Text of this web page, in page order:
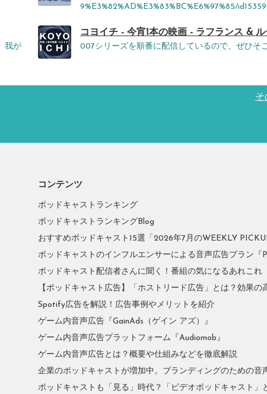
9%E3%82%AD%E3%83%BC%E6%97%85/
我が
コヨイチ - 今宵1本の映画 - ラフランス & ル
007シリーズを順番に配信しているので、ぜひそ
そ
コンテンツ
ポッドキャストランキング
ポッドキャストランキングBlog
おすすめポッドキャスト15選「2026年7月のWEEKLY
ポッドキャストのインフルエンサーによる音声広告プラン
ポッドキャスト配信者さんに聞く！番組の気になるあれこれ
【ポッドキャスト広告】「ホストリード広告」とは？効果
Spotify広告を解説！広告事例やメリットを紹介
ゲーム内音声広告『GainAds（ゲイン アズ）』
ゲーム内音声広告プラットフォーム『Audiomob』
ゲーム内音声広告とは？概要や仕組みなどを徹底解説
企業のポッドキャストが増加中。ブランディングのための音
ポッドキャストも「見る」時代？「ビデオポッドキャスト」